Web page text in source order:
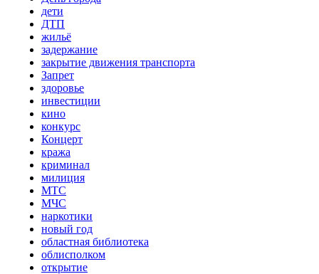
дети
ДТП
жильё
задержание
закрытие движения транспорта
Запрет
здоровье
инвестиции
кино
конкурс
Концерт
кража
криминал
милиция
МТС
МЧС
наркотики
новый год
областная библиотека
облисполком
открытие